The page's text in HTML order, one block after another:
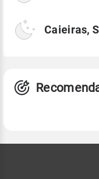
Caieiras,